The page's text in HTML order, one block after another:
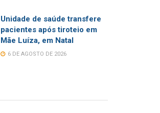
Unidade de saúde transfere
pacientes após tiroteio em
Mãe Luíza, em Natal
6 DE AGOSTO DE 2026